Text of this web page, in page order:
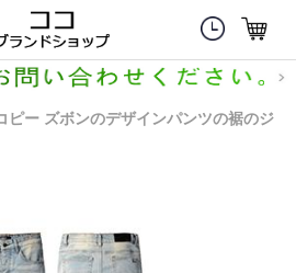
ピー ズボンのデザインパンツの裾のジ